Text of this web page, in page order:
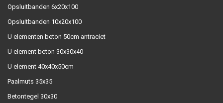
Opsluitbanden 6x20x100
Opsluitbanden 10x20x100
U elementen beton 50cm antraciet
U element beton 30x30x40
U element 40x40x50cm
Paalmuts 35x35
Betontegel 30x30